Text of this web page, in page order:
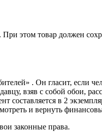
этом товар должен
. Он гласит, если
взяв с собой обои,
в 2
и вернуть
законные права.